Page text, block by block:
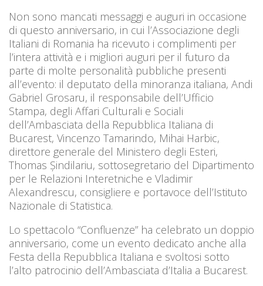
Non sono mancati messaggi e auguri in occasione
di questo anniversario, in cui l’Associazione degli
Italiani di Romania ha ricevuto i complimenti per
l’intera attività e i migliori auguri per il futuro da
parte di molte personalità pubbliche presenti
all’evento: il deputato della minoranza italiana, Andi
Gabriel Grosaru, il responsabile dell’Ufficio
Stampa, degli Affari Culturali e Sociali
dell’Ambasciata della Repubblica Italiana di
Bucarest, Vincenzo Tamarindo, Mihai Harbic,
direttore generale del Ministero degli Esteri,
Thomas Șindilariu, sottosegretario del Dipartimento
per le Relazioni Interetniche e Vladimir
Alexandrescu, consigliere e portavoce dell’Istituto
Nazionale di Statistica.
Lo spettacolo “Confluenze” ha celebrato un doppio
anniversario, come un evento dedicato anche alla
Festa della Repubblica Italiana e svoltosi sotto
l’alto patrocinio dell’Ambasciata d’Italia a Bucarest.